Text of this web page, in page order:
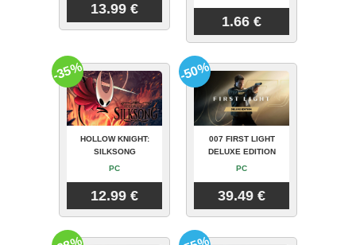
13.99 €
1.66 €
HOLLOW KNIGHT:
SILKSONG
PC
12.99 €
-35%
007 FIRST LIGHT
DELUXE EDITION
PC
39.49 €
-50%